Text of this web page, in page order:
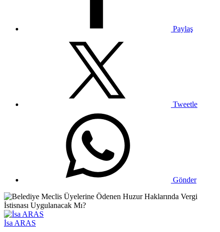
Paylaş
Tweetle
Gönder
İsa ARAS